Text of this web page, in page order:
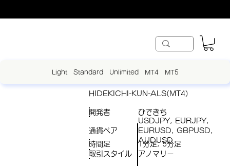
Light Standard Unlimited MT4 MT5
HIDEKICHI-KUN-ALS(MT4)
開発者 ひできち
USDJPY, EURJPY,
EURUSD, GBPUSD,
AUDUSD
通貨ペア
取引スタイル アノマリー
時間足 1分足, 5分足